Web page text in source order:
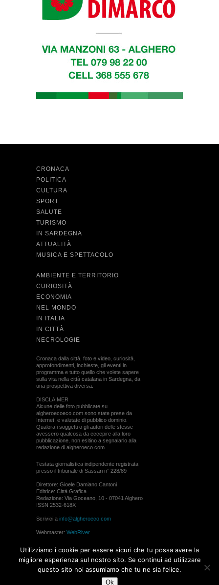
CRONACA
POLITICA
CULTURA
SPORT
SALUTE
TURISMO
IN SARDEGNA
ATTUALITÀ
MUSICA E SPETTACOLO
AMBIENTE E TERRITORIO
CURIOSITÀ
ECONOMIA
NEL MONDO
IN ITALIA
IN CITTÀ
NECROLOGIE
Cronaca dalla città, foto e video, curiosità,
approfondimenti, inchieste, gli eventi in
programma e tutto quello che volete sapere
sulla vita nella città catalana in Sardegna, da
una prospettiva diversa.
DISCLAIMER
Alcune delle foto pubblicate su
algheroecoeco.com sono state prese da
Internet, e valutate di pubblico dominio.
Qualora i soggetti o gli autori delle stesse
avessero qualcosa da eccepire alla loro
pubblicazione, non esitino a segnalarlo alla
redazione di algheroeco.com
Testata giornalistica indipendente registrata
presso il tribunale di Sassari n° 228/89
Direttore: Gioele Damiano Cantoni
Editrice: Città Grafica
Redazione: Via Goceano, 10 - 07041 Alghero
ISSN 2532-618X
Scrivici a info@algheroeco.com
Webmaster: WebRiver
permesso di algheroeco.com
Utilizziamo i cookie per essere sicuri che tu possa avere la
migliore esperienza sul nostro sito. Se continui ad utilizzare
questo sito noi assumiamo che tu ne sia felice.
Ok